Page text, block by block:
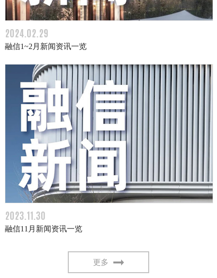
2024.02.29
融信1~2月新闻资讯一览
2023.11.30
融信11月新闻资讯一览
更多